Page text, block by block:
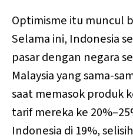
Optimisme itu muncul
Selama ini, Indonesia
pasar dengan negara
Malaysia yang sama-
saat memasok produk
tarif mereka ke
Indonesia di 19%,